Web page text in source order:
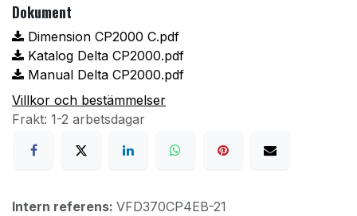
Dokument
Dimension CP2000 C.pdf
Katalog Delta CP2000.pdf
Manual Delta CP2000.pdf
Villkor och bestämmelser
Frakt: 1-2 arbetsdagar
Intern referens: VFD370CP4EB-21